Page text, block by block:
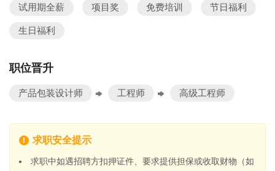
试用期全薪 项目奖 免费培训 节日福利
生日福利
职位晋升
产品包装设计师 工程师 高级工程师
求职安全提示
求职中如遇招聘方扣押证件、要求提供担保或收取财物（如